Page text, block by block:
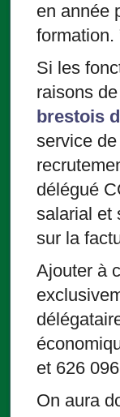
en année
formation.
Si les
raisons
brestois
service
délégué
salarial et
sur la
Ajouter à
et 626
On aura